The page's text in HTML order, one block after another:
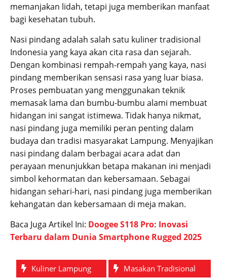
memanjakan lidah, tetapi juga memberikan manfaat
bagi kesehatan tubuh.
Nasi pindang adalah salah satu kuliner tradisional
Indonesia yang kaya akan cita rasa dan sejarah.
Dengan kombinasi rempah-rempah yang kaya, nasi
pindang memberikan sensasi rasa yang luar biasa.
Proses pembuatan yang menggunakan teknik
memasak lama dan bumbu-bumbu alami membuat
hidangan ini sangat istimewa. Tidak hanya nikmat,
nasi pindang juga memiliki peran penting dalam
budaya dan tradisi masyarakat Lampung. Menyajikan
nasi pindang dalam berbagai acara adat dan
perayaan menunjukkan betapa makanan ini menjadi
simbol kehormatan dan kebersamaan. Sebagai
hidangan sehari-hari, nasi pindang juga memberikan
kehangatan dan kebersamaan di meja makan.
Baca Juga Artikel Ini: Doogee S118 Pro: Inovasi
Terbaru dalam Dunia Smartphone Rugged 2025
Kuliner Lampung
Masakan Tradisional